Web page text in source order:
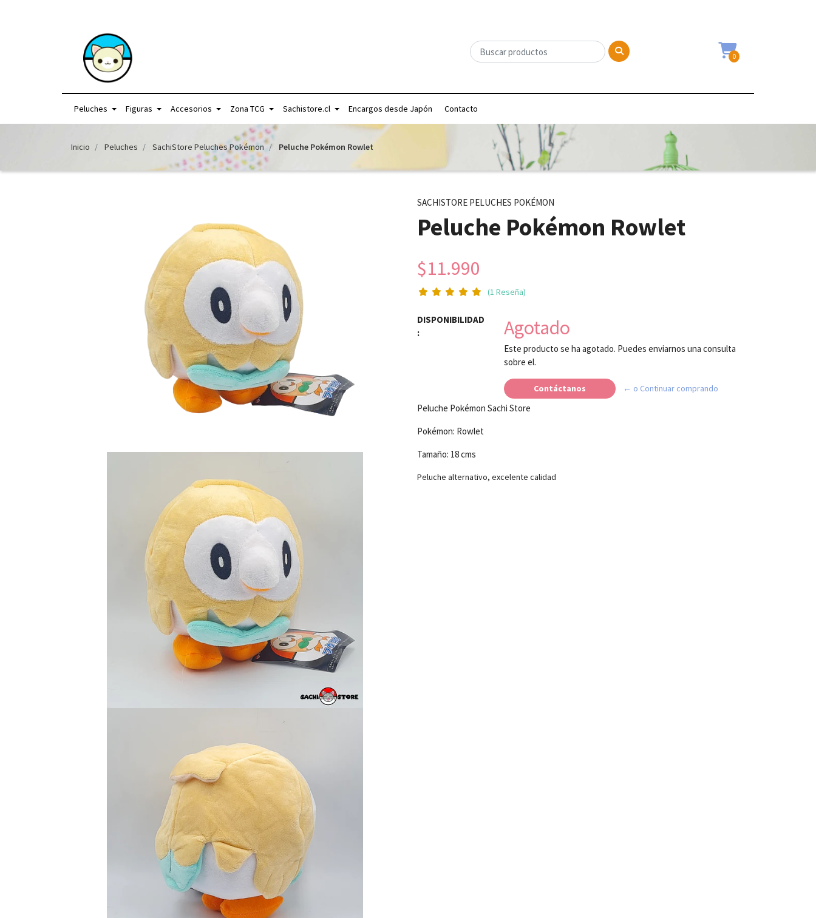
0
Peluches Figuras Accesorios Zona TCG Sachistore.cl Encargos desde Japón Contacto
Inicio Peluches SachiStore Peluches Pokémon Peluche Pokémon Rowlet
SACHISTORE PELUCHES POKÉMON
Peluche Pokémon Rowlet
$11.990
(1 Reseña)
DISPONIBILIDAD
:
Agotado
Este producto se ha agotado. Puedes enviarnos una consulta
sobre el.
Contáctanos ← o Continuar comprando
Peluche Pokémon Sachi Store
Pokémon: Rowlet
Tamaño: 18 cms
Peluche alternativo, excelente calidad